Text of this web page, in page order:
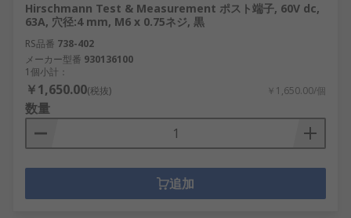
Hirschmann Test & Measurement ポスト端子, 60V dc,
63A, 穴径:4 mm, M6 x 0.75ネジ, 黒
RS品番 738-402
メーカー型番 930136100
1個小計：
￥1,650.00(税抜) ￥1,650.00/個
数量
追加